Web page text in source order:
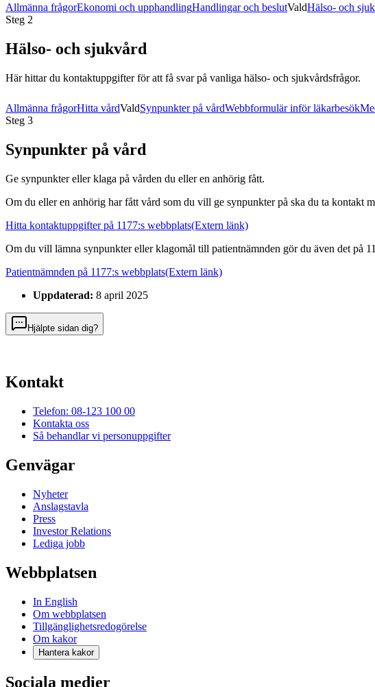
Allmänna frågorEkonomi och upphandlingHandlingar och beslutValdHälso- och
Steg 2
Hälso- och sjukvård
Här hittar du kontaktuppgifter för att få svar på vanliga hälso- och sjukvårdsfrågor.
Allmänna frågorHitta vårdValdSynpunkter på vårdWebbformulär inför läkarbesök
Steg 3
Synpunkter på vård
Ge synpunkter eller klaga på vården du eller en anhörig fått.
Om du eller en anhörig har fått vård som du vill ge synpunkter på ska du ta
Hitta kontaktuppgifter på 1177:s webbplats(Extern länk)
Om du vill lämna synpunkter eller klagomål till patientnämnden gör du även det på
Patientnämnden på 1177:s webbplats(Extern länk)
Uppdaterad: 8 april 2025
Hjälpte sidan dig?
Kontakt
Telefon: 08-123 100 00
Kontakta oss
Så behandlar vi personuppgifter
Genvägar
Nyheter
Anslagstavla
Press
Investor Relations
Lediga jobb
Webbplatsen
In English
Om webbplatsen
Tillgänglighetsredogörelse
Om kakor
Hantera kakor
Sociala medier